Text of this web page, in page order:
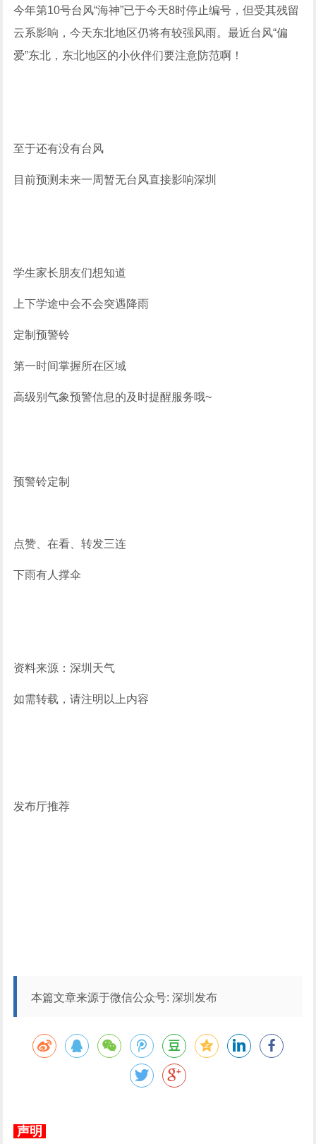
今年第10号台风“海神”已于今天8时停止编号，但受其残留
云系影响，今天东北地区仍将有较强风雨。最近台风“偏
爱”东北，东北地区的小伙伴们要注意防范啊！
至于还有没有台风
目前预测未来一周暂无台风直接影响深圳
学生家长朋友们想知道
上下学途中会不会突遇降雨
定制预警铃
第一时间掌握所在区域
高级别气象预警信息的及时提醒服务哦~
预警铃定制
点赞、在看、转发三连
下雨有人撑伞
资料来源：深圳天气
如需转载，请注明以上内容
发布厅推荐
本篇文章来源于微信公众号: 深圳发布
声明